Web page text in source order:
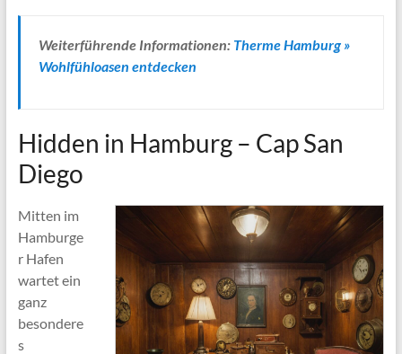
Weiterführende Informationen: Therme Hamburg »
Wohlfühloasen entdecken
Hidden in Hamburg – Cap San
Diego
Mitten im
Hamburge
r Hafen
wartet ein
ganz
besondere
s